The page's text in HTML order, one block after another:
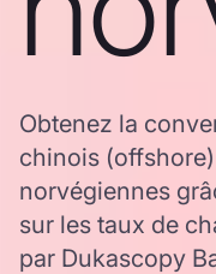
Obtenez la
chinois
norvégiennes
sur les taux de
par Dukascopy